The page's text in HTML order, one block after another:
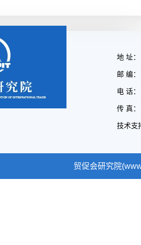
地 址
邮 编
电 话
传 真
技术支
贸促会研究院